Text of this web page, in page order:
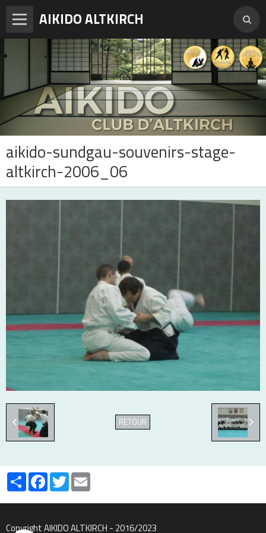
AIKIDO ALTKIRCH
Accueil
Enseignements
Photos
Vidéos
Adresses et horaires
Agenda
Tarifs et inscription
aikido-sundgau-souvenirs-stage-
altkirch-2006_06
RETOUR
PartagerFacebook
Twitter
Copyright AIKIDO ALTKIRCH - 2016/2023